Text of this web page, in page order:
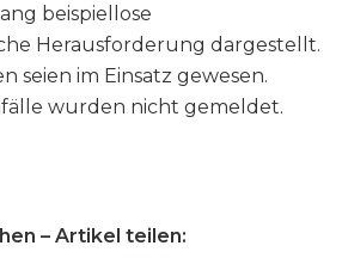
beispiellose
Herausforderung dargestellt.
seien im Einsatz gewesen.
wurden nicht gemeldet.
– Artikel teilen: